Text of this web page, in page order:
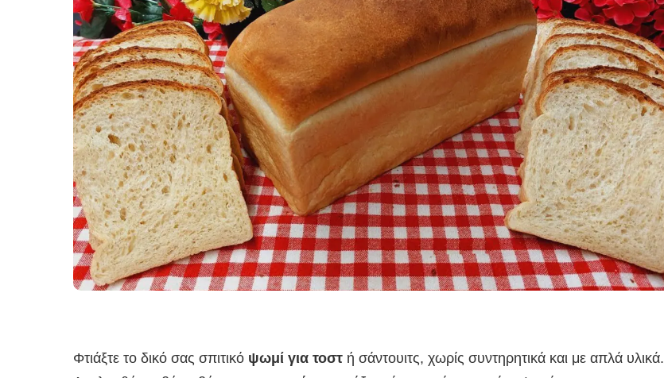
Κυρίως πιάτο
Κρέας
Ζυμαρικά
Πίτες και Ζύμες
Σούπες και Φαγητά
Κατσαρόλας
Χορτοφαγικές
Συνταγές Μελών
Σούπες και Φαγητά
Κατσαρόλας
Χορτοφαγικές
Συνταγές Μελών
Φτιάξτε το δικό σας σπιτικό ψωμί για τοστ ή σάντουιτς, χωρίς συντηρητικά και με απλά υλικά.